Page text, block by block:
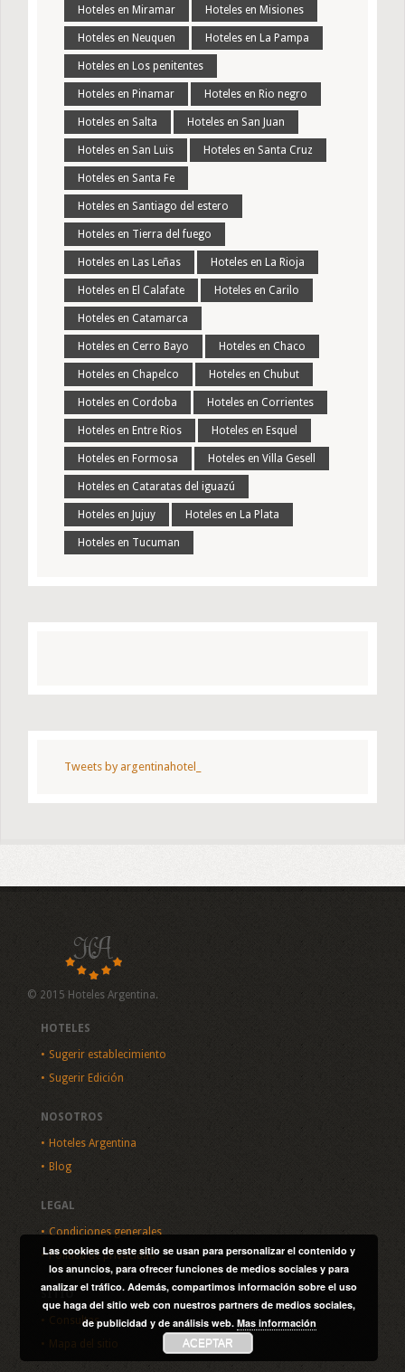
Hoteles en Miramar Hoteles en Misiones
Hoteles en Neuquen Hoteles en La Pampa
Hoteles en Los penitentes
Hoteles en Pinamar Hoteles en Rio negro
Hoteles en Salta Hoteles en San Juan
Hoteles en San Luis Hoteles en Santa Cruz
Hoteles en Santa Fe
Hoteles en Santiago del estero
Hoteles en Tierra del fuego
Hoteles en Las Leñas Hoteles en La Rioja
Hoteles en El Calafate Hoteles en Carilo
Hoteles en Catamarca
Hoteles en Cerro Bayo Hoteles en Chaco
Hoteles en Chapelco Hoteles en Chubut
Hoteles en Cordoba Hoteles en Corrientes
Hoteles en Entre Rios Hoteles en Esquel
Hoteles en Formosa Hoteles en Villa Gesell
Hoteles en Cataratas del iguazú
Hoteles en Jujuy Hoteles en La Plata
Hoteles en Tucuman
Tweets by argentinahotel_
© 2015 Hoteles Argentina.
HOTELES
Sugerir establecimiento
Sugerir Edición
NOSOTROS
Hoteles Argentina
Blog
LEGAL
Condiciones generales
Política de privacidad
SITIO
Consultas
Mapa del sitio
Las cookies de este sitio se usan para personalizar el contenido y
los anuncios, para ofrecer funciones de medios sociales y para
analizar el tráfico. Además, compartimos información sobre el uso
que haga del sitio web con nuestros partners de medios sociales,
de publicidad y de análisis web. Mas información
ACEPTAR